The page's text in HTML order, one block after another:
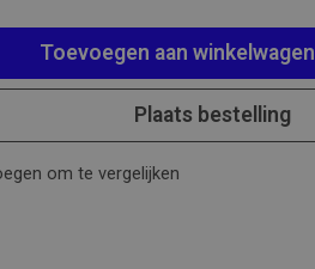
Toevoegen aan winkelwagen
Plaats bestelling
om te vergelijken